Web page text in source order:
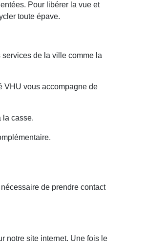
Pour libérer la vue et
toute épave.
de la ville comme la
VHU vous accompagne de
la casse.
de prendre contact
notre site internet. Une fois le